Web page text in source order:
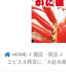
HOME
開店・閉店
エビスタ西宮に「大起水